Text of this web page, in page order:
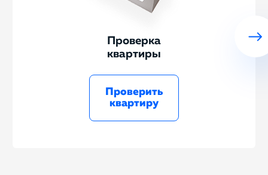
Проверка
квартиры
Проверить
квартиру